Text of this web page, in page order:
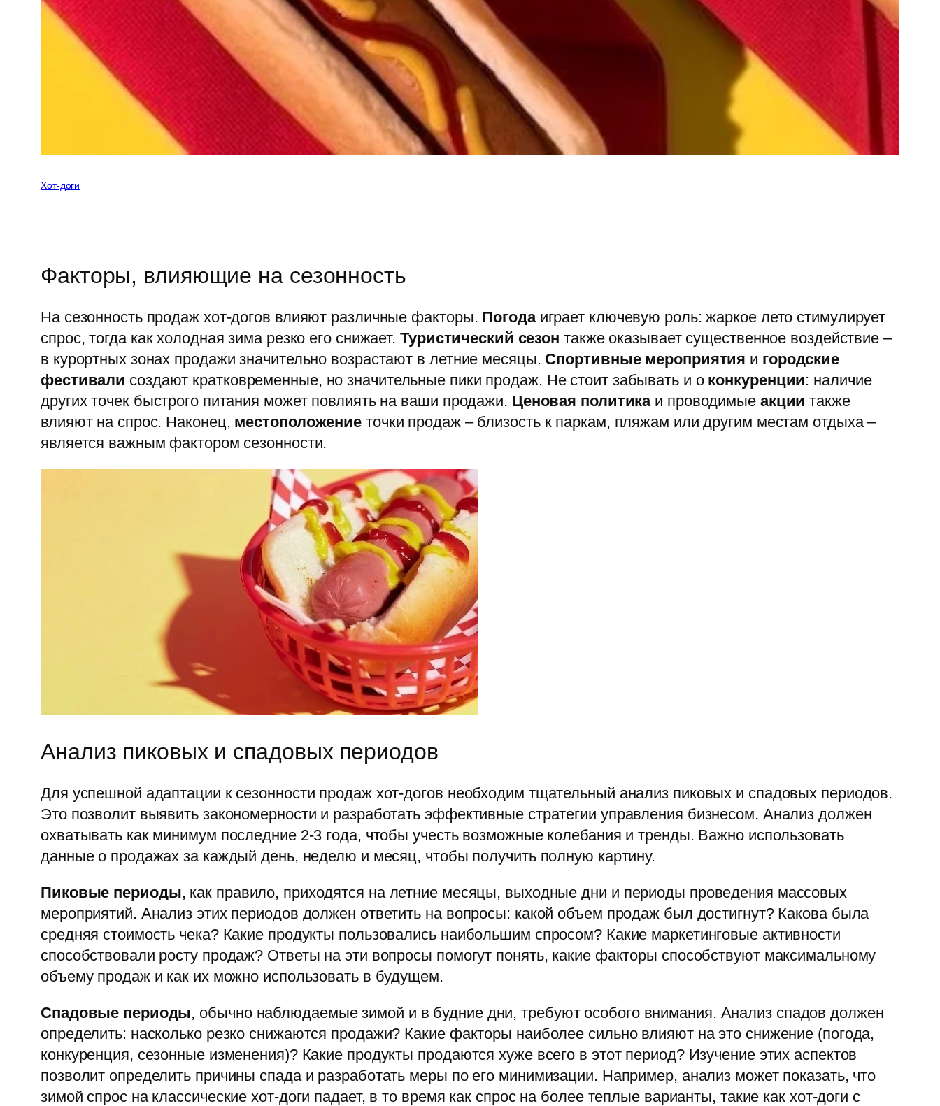
Хот-доги
Факторы, влияющие на сезонность
На сезонность продаж хот-догов влияют различные факторы. Погодаиграет ключевую роль: жаркое лето стимулирует
спрос, тогда как холодная зима резко его снижает. Туристический сезон также оказывает существенное воздействие –
в курортных зонах продажи значительно возрастают в летние месяцы. Спортивные мероприятия и городские
фестивали создают кратковременные, но значительные пики продаж. Не стоит забывать и о конкуренции: наличие
других точек быстрого питания может повлиять на ваши продажи. Ценовая политикаи проводимые акции также
влияют на спрос. Наконец, местоположение точки продаж – близость к паркам, пляжам или другим местам отдыха –
является важным фактором сезонности.
Анализ пиковых и спадовых периодов
Для успешной адаптации к сезонности продаж хот-догов необходим тщательный анализ пиковых и спадовых периодов.
Это позволит выявить закономерности и разработать эффективные стратегии управления бизнесом. Анализ должен
охватывать как минимум последние 2-3 года, чтобы учесть возможные колебания и тренды. Важно использовать
данные о продажах за каждый день, неделю и месяц, чтобы получить полную картину.
Пиковые периоды, как правило, приходятся на летние месяцы, выходные дни и периоды проведения массовых
мероприятий. Анализ этих периодов должен ответить на вопросы: какой объем продаж был достигнут? Какова была
средняя стоимость чека? Какие продукты пользовались наибольшим спросом? Какие маркетинговые активности
способствовали росту продаж? Ответы на эти вопросы помогут понять, какие факторы способствуют максимальному
объему продаж и как их можно использовать в будущем.
Спадовые периоды, обычно наблюдаемые зимой и в будние дни, требуют особого внимания. Анализ спадов должен
определить: насколько резко снижаются продажи? Какие факторы наиболее сильно влияют на это снижение (погода,
конкуренция, сезонные изменения)? Какие продукты продаются хуже всего в этот период? Изучение этих аспектов
позволит определить причины спада и разработать меры по его минимизации. Например, анализ может показать, что
зимой спрос на классические хот-доги падает, в то время как спрос на более теплые варианты, такие как хот-доги с